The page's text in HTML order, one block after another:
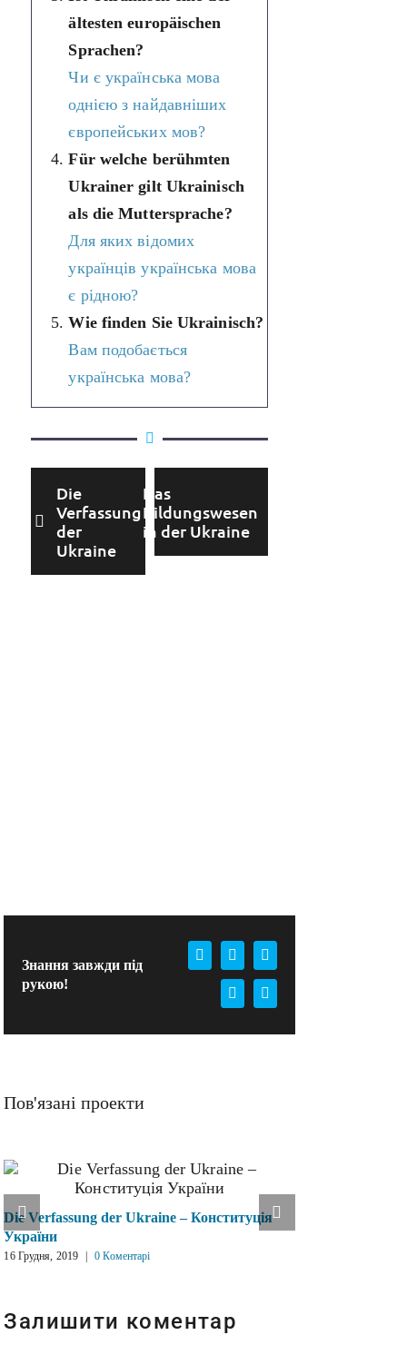
ältesten europäischen
Sprachen?
Чи є українська мова
однією з найдавніших
європейських мов?
Für welche berühmten
Ukrainer gilt Ukrainisch
als die Muttersprache?
Для яких відомих
українців українська мова
є рідною?
Wie finden Sie Ukrainisch?
Вам подобається
українська мова?
Die
Verfassung
der
Ukraine
Das
Bildungswesen
in der Ukraine
Знання завжди під
рукою!
Facebook
X WhatsApp
Pinterest
E-
Пов'язані проекти
Die Verfassung der Ukraine – Конституція
України
16 Грудня, 2019 0 Коментарі
Залишити коментар